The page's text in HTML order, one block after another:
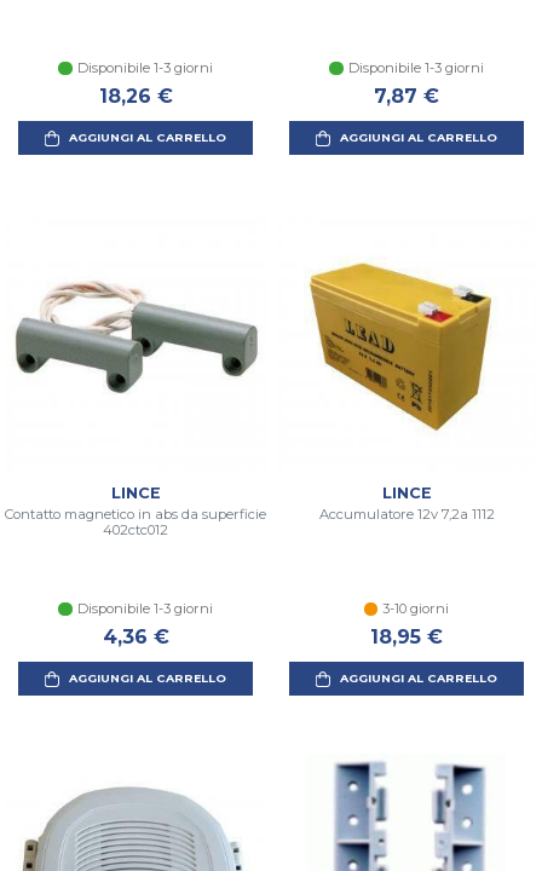
Disponibile 1-3 giorni
18,26 €
AGGIUNGI AL CARRELLO
Disponibile 1-3 giorni
7,87 €
AGGIUNGI AL CARRELLO
LINCE
Contatto magnetico in abs da superficie
402ctc012
Disponibile 1-3 giorni
4,36 €
AGGIUNGI AL CARRELLO
LINCE
Accumulatore 12v 7,2a 1112
3-10 giorni
18,95 €
AGGIUNGI AL CARRELLO